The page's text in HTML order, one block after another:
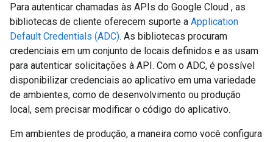
Para autenticar chamadas às APIs do Google Cloud , as
bibliotecas de cliente oferecem suporte a Application
Default Credentials (ADC). As bibliotecas procuram
credenciais em um conjunto de locais definidos e as usam
para autenticar solicitações à API. Com o ADC, é possível
disponibilizar credenciais ao aplicativo em uma variedade
de ambientes, como de desenvolvimento ou produção
local, sem precisar modificar o código do aplicativo.
Em ambientes de produção, a maneira como você configura